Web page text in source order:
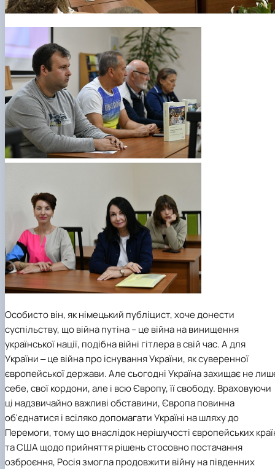
Особисто він, як німецький публіцист, хоче донести
суспільству, що війна путіна – це війна на винищення
української нації, подібна війні гітлера в свій час. А для
України ‒ це війна про існування України, як суверенної
європейської держави. Але сьогодні Україна захищає не
себе, свої кордони, але і всю Європу, її свободу. Враховуючи
ці надзвичайно важливі обставини, Європа повинна
об'єднатися і всіляко допомагати Україні на шляху до
Перемоги, тому що внаслідок нерішучості європейських
та США щодо прийняття рішень стосовно постачання
озброєння, Росія змогла продовжити війну на південних